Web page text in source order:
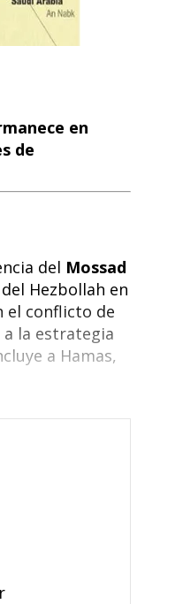
en
de
del Mossad
Hezbollah en
el conflicto de
la estrategia
a Hamas,